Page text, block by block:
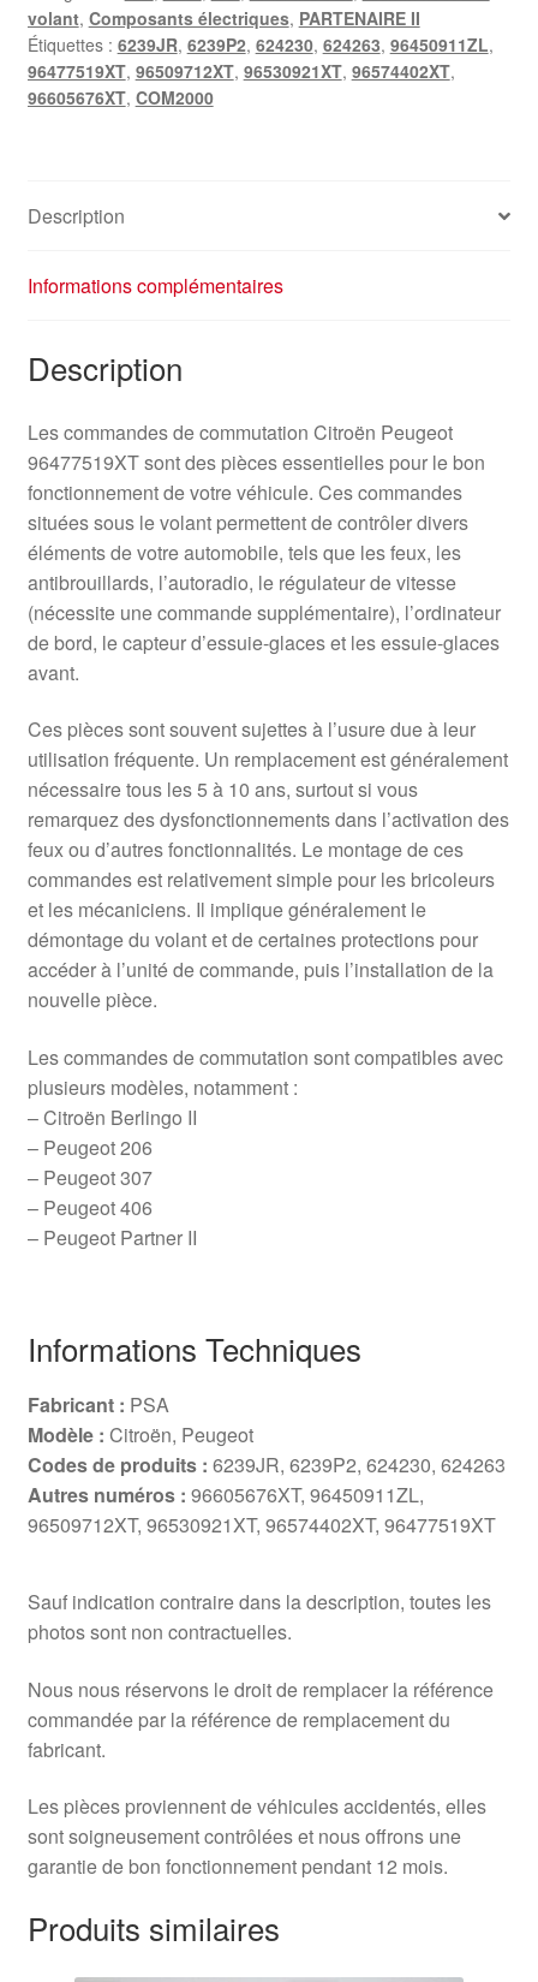
volant, Composants électriques, PARTENAIRE II
Étiquettes : 6239JR, 6239P2, 624230, 624263, 96450911ZL,
96477519XT, 96509712XT, 96530921XT, 96574402XT,
96605676XT, COM2000
Description
Informations complémentaires
Description
Les commandes de commutation Citroën Peugeot
96477519XT sont des pièces essentielles pour le bon
fonctionnement de votre véhicule. Ces commandes
situées sous le volant permettent de contrôler divers
éléments de votre automobile, tels que les feux, les
antibrouillards, l’autoradio, le régulateur de vitesse
(nécessite une commande supplémentaire), l’ordinateur
de bord, le capteur d’essuie-glaces et les essuie-glaces
avant.
Ces pièces sont souvent sujettes à l’usure due à leur
utilisation fréquente. Un remplacement est généralement
nécessaire tous les 5 à 10 ans, surtout si vous
remarquez des dysfonctionnements dans l’activation des
feux ou d’autres fonctionnalités. Le montage de ces
commandes est relativement simple pour les bricoleurs
et les mécaniciens. Il implique généralement le
démontage du volant et de certaines protections pour
accéder à l’unité de commande, puis l’installation de la
nouvelle pièce.
Les commandes de commutation sont compatibles avec
plusieurs modèles, notamment :
– Citroën Berlingo II
– Peugeot 206
– Peugeot 307
– Peugeot 406
– Peugeot Partner II
Informations Techniques
Fabricant : PSA
Modèle : Citroën, Peugeot
Codes de produits : 6239JR, 6239P2, 624230, 624263
Autres numéros : 96605676XT, 96450911ZL,
96509712XT, 96530921XT, 96574402XT, 96477519XT
Sauf indication contraire dans la description, toutes les
photos sont non contractuelles.
Nous nous réservons le droit de remplacer la référence
commandée par la référence de remplacement du
fabricant.
Les pièces proviennent de véhicules accidentés, elles
sont soigneusement contrôlées et nous offrons une
garantie de bon fonctionnement pendant 12 mois.
Produits similaires